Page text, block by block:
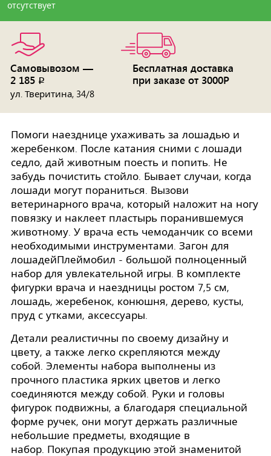
отсутствует
Самовывозом —
2 185 p
ул. Тверитина, 34/8
Бесплатная доставка
при заказе от 3000Р
Помоги наезднице ухаживать за лошадью и
жеребенком. После катания сними с лошади
седло, дай животным поесть и попить. Не
забудь почистить стойло. Бывает случаи, когда
лошади могут пораниться. Вызови
ветеринарного врача, который наложит на ногу
повязку и наклеет пластырь поранившемуся
животному. У врача есть чемоданчик со всеми
необходимыми инструментами. Загон для
лошадейПлеймобил - большой полноценный
набор для увлекательной игры. В комплекте
фигурки врача и наездницы ростом 7,5 см,
лошадь, жеребенок, конюшня, дерево, кусты,
пруд с утками, аксессуары.
Детали реалистичны по своему дизайну и
цвету, а также легко скрепляются между
собой. Элементы набора выполнены из
прочного пластика ярких цветов и легко
соединяются между собой. Руки и головы
фигурок подвижны, а благодаря специальной
форме ручек, они могут держать различные
небольшие предметы, входящие в
набор. Покупая продукцию этой знаменитой